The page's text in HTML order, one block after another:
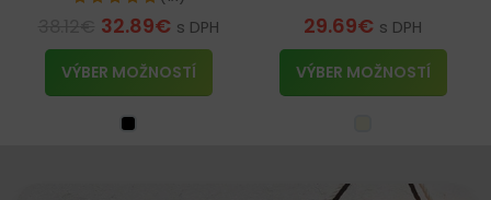
32.89€ s DPH
VÝBER MOŽNOSTÍ
29.69€ s DPH
VÝBER MOŽNOSTÍ